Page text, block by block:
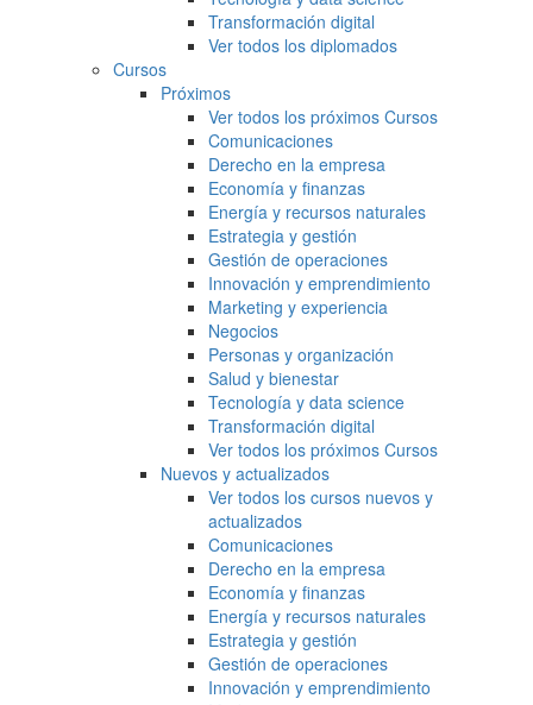
Transformación digital
Ver todos los diplomados
Cursos
Próximos
Ver todos los próximos Cursos
Comunicaciones
Derecho en la empresa
Economía y finanzas
Energía y recursos naturales
Estrategia y gestión
Gestión de operaciones
Innovación y emprendimiento
Marketing y experiencia
Negocios
Personas y organización
Salud y bienestar
Tecnología y data science
Transformación digital
Ver todos los próximos Cursos
Nuevos y actualizados
Ver todos los cursos nuevos y
actualizados
Comunicaciones
Derecho en la empresa
Economía y finanzas
Energía y recursos naturales
Estrategia y gestión
Gestión de operaciones
Innovación y emprendimiento